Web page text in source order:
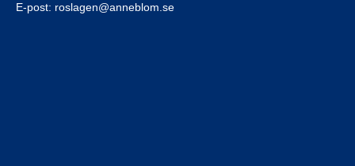
E-post: roslagen@anneblom.se